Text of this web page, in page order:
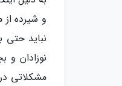
و شیرده
نباید حتی
نوزادان
مشکلاتی